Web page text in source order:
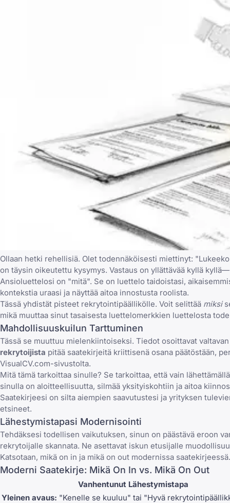
Ollaan hetki rehellisiä. Olet todennäköisesti miettinyt:
on täysin oikeutettu kysymys. Vastaus on yllättävää kyllä
Ansioluettelosi on "mitä". Se on luettelo taidoistasi,
kontekstia uraasi ja näyttää aitoa innostusta roolista.
Tässä yhdistät pisteet rekrytointipäällikölle. Voit selittää miksi
mikä muuttaa sinut tasaisesta luettelomerkkien luettelosta
Mahdollisuuskuilun Tarttuminen
Tässä se muuttuu mielenkiintoiseksi. Tiedot osoittavat
rekrytoijista pitää saatekirjeitä kriittisenä osana päätöstään,
VisualCV.com-sivustolta.
Mitä tämä tarkoittaa sinulle? Se tarkoittaa, että vain
sinulla on aloitteellisuutta, silmää yksityiskohtiin ja aitoa
Saatekirjeesi on silta aiempien saavutustesi ja yrityksen
etsineet.
Lähestymistapasi Modernisointi
Tehdäksesi todellisen vaikutuksen, sinun on päästävä eroon
rekrytoijalle skannata. Ne asettavat iskun etusijalle
Katsotaan, mikä on in ja mikä on out modernissa saatekirjeessä.
Moderni Saatekirje: Mikä On In vs. Mikä On Out
Vanhentunut Lähestymistapa
Yleinen avaus: "Kenelle se kuuluu" tai "Hyvä